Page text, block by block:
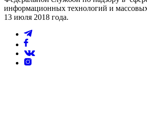
информационных технологий и
13 июля 2018 года.